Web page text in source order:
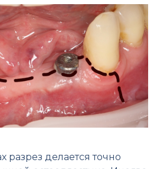
разрез делается точно